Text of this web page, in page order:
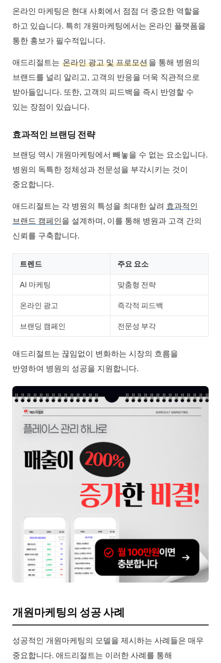
온라인 마케팅은 현대 사회에서 점점 더 중요한 역할을
하고 있습니다. 특히 개원마케팅에서는 온라인 플랫폼을
통한 홍보가 필수적입니다.
애드리절트는 온라인 광고 및 프로모션을 통해 병원의
브랜드를 널리 알리고, 고객의 반응을 더욱 직관적으로
받아들입니다. 또한, 고객의 피드백을 즉시 반영할 수
있는 장점이 있습니다.
효과적인 브랜딩 전략
브랜딩 역시 개원마케팅에서 빼놓을 수 없는 요소입니다.
병원의 독특한 정체성과 전문성을 부각시키는 것이
중요합니다.
애드리절트는 각 병원의 특성을 최대한 살려 효과적인
브랜드 캠페인을 설계하며, 이를 통해 병원과 고객 간의
신뢰를 구축합니다.
트렌드 주요 요소
AI 마케팅 맞춤형 전략
온라인 광고 즉각적 피드백
브랜딩 캠페인 전문성 부각
애드리절트는 끊임없이 변화하는 시장의 흐름을
반영하여 병원의 성공을 지원합니다.
개원마케팅의 성공 사례
성공적인 개원마케팅의 모델을 제시하는 사례들은 매우
중요합니다. 애드리절트는 이러한 사례를 통해